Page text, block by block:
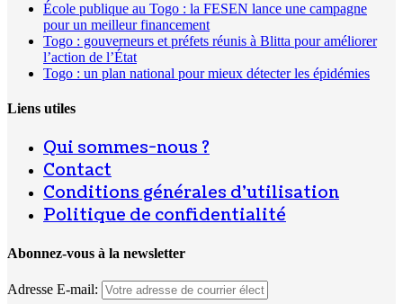
École publique au Togo : la FESEN lance une campagne
pour un meilleur financement
Togo : gouverneurs et préfets réunis à Blitta pour améliorer
l’action de l’État
Togo : un plan national pour mieux détecter les épidémies
Liens utiles
Qui sommes-nous ?
Contact
Conditions générales d’utilisation
Politique de confidentialité
Abonnez-vous à la newsletter
Adresse E-mail: